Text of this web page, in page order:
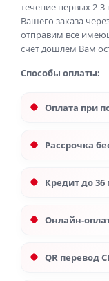
течение первых 2-3
Вашего заказа
отправим все
счет дошлем Вам
Способы оплаты:
Оплата при
Рассрочка
Кредит до 36
Онлайн-
QR перевод